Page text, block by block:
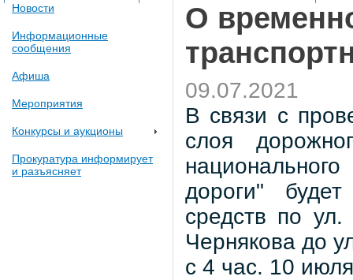
Новости
Информационные
сообщения
Афиша
Мероприятия
Конкурсы и аукционы
Прокуратура информирует
и разъясняет
О
09.07.2021
В связи с
слоя
дороги"
средств по
Чернякова до
с 4 час. 10